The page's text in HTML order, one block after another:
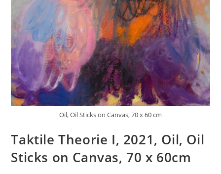
Oil, Oil Sticks on Canvas, 70 x 60 cm
Taktile Theorie I, 2021, Oil, Oil
Sticks on Canvas, 70 x 60cm